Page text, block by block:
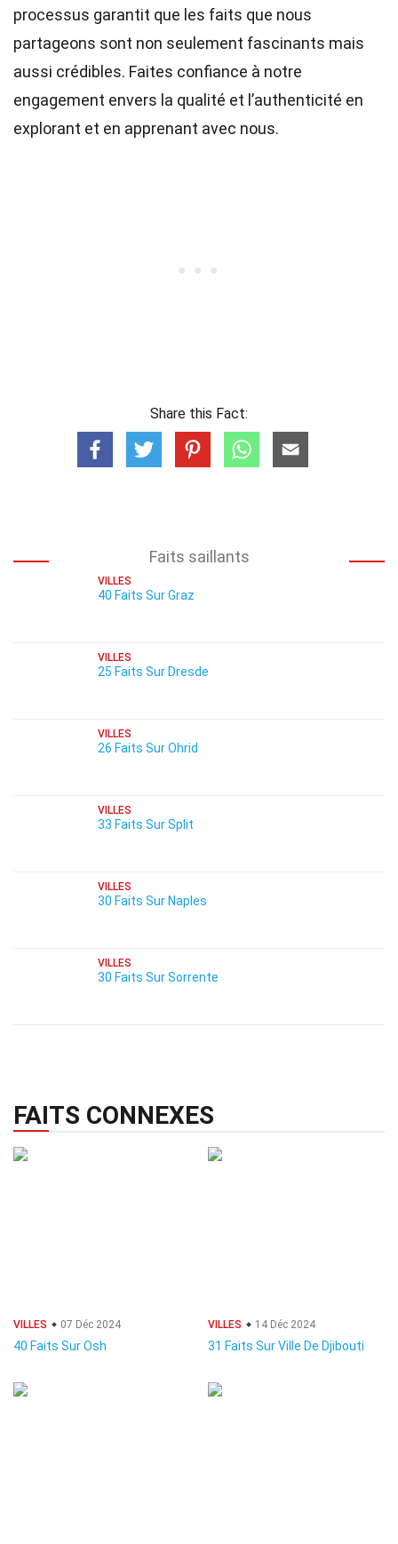
processus garantit que les faits que nous
partageons sont non seulement fascinants mais
aussi crédibles. Faites confiance à notre
engagement envers la qualité et l’authenticité en
explorant et en apprenant avec nous.
Share this Fact:
Faits saillants
VILLES
40 Faits Sur Graz
VILLES
25 Faits Sur Dresde
VILLES
26 Faits Sur Ohrid
VILLES
33 Faits Sur Split
VILLES
30 Faits Sur Naples
VILLES
30 Faits Sur Sorrente
FAITS CONNEXES
VILLES 07 Déc 2024
40 Faits Sur Osh
VILLES 14 Déc 2024
31 Faits Sur Ville De Djibouti